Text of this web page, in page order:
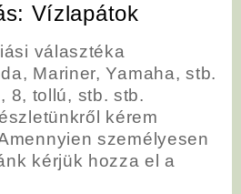
Vízlapátok
választéka
Mariner, Yamaha, stb.
8, tollú, stb. stb.
kérem
személyesen
kérjük hozza el a